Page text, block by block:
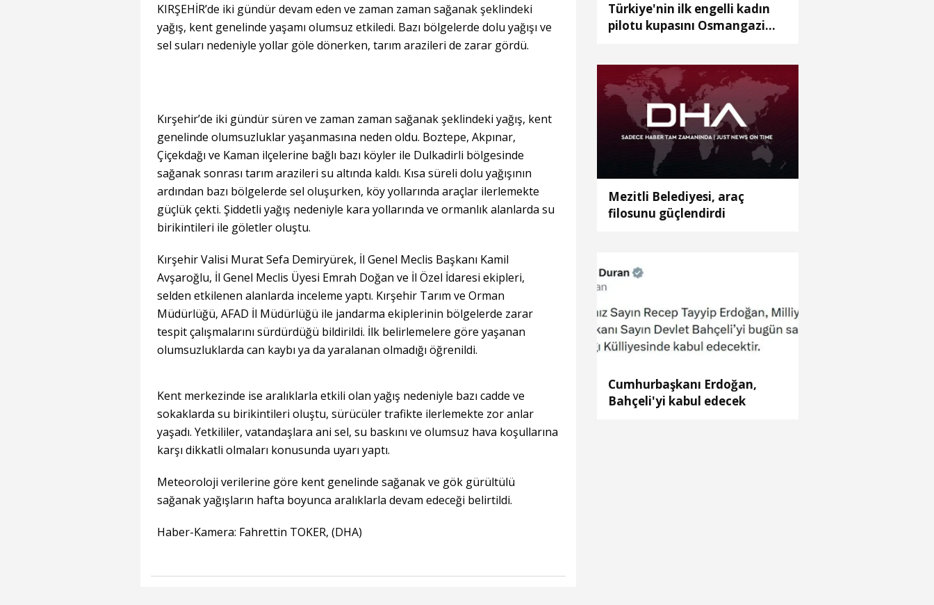
KIRŞEHİR’de iki gündür devam eden ve zaman zaman sağanak şeklindeki
yağış, kent genelinde yaşamı olumsuz etkiledi. Bazı bölgelerde dolu yağışı ve
sel suları nedeniyle yollar göle dönerken, tarım arazileri de zarar gördü.
Kırşehir’de iki gündür süren ve zaman zaman sağanak şeklindeki yağış, kent
genelinde olumsuzluklar yaşanmasına neden oldu. Boztepe, Akpınar,
Çiçekdağı ve Kaman ilçelerine bağlı bazı köyler ile Dulkadirli bölgesinde
sağanak sonrası tarım arazileri su altında kaldı. Kısa süreli dolu yağışının
ardından bazı bölgelerde sel oluşurken, köy yollarında araçlar ilerlemekte
güçlük çekti. Şiddetli yağış nedeniyle kara yollarında ve ormanlık alanlarda su
birikintileri ile göletler oluştu.
Kırşehir Valisi Murat Sefa Demiryürek, İl Genel Meclis Başkanı Kamil
Avşaroğlu, İl Genel Meclis Üyesi Emrah Doğan ve İl Özel İdaresi ekipleri,
selden etkilenen alanlarda inceleme yaptı. Kırşehir Tarım ve Orman
Müdürlüğü, AFAD İl Müdürlüğü ile jandarma ekiplerinin bölgelerde zarar
tespit çalışmalarını sürdürdüğü bildirildi. İlk belirlemelere göre yaşanan
olumsuzluklarda can kaybı ya da yaralanan olmadığı öğrenildi.
Kent merkezinde ise aralıklarla etkili olan yağış nedeniyle bazı cadde ve
sokaklarda su birikintileri oluştu, sürücüler trafikte ilerlemekte zor anlar
yaşadı. Yetkililer, vatandaşlara ani sel, su baskını ve olumsuz hava koşullarına
karşı dikkatli olmaları konusunda uyarı yaptı.
Meteoroloji verilerine göre kent genelinde sağanak ve gök gürültülü
sağanak yağışların hafta boyunca aralıklarla devam edeceği belirtildi.
Haber-Kamera: Fahrettin TOKER, (DHA)
Türkiye'nin ilk engelli kadın
pilotu kupasını Osmangazi
Mezitli Belediyesi, araç
filosunu güçlendirdi
Cumhurbaşkanı Erdoğan,
Bahçeli'yi kabul edecek